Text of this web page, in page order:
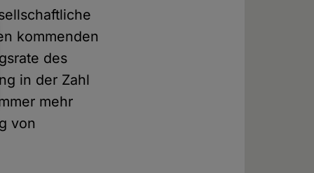
kommenden
des
in der Zahl
mehr
von